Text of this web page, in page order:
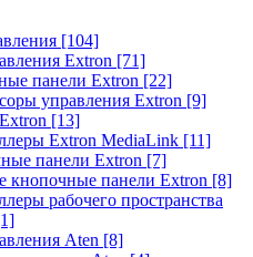
[104]
Extron [71]
панели Extron [22]
управления Extron [9]
[13]
Extron MediaLink [11]
панели Extron [7]
кнопочные панели Extron [8]
рабочего пространства
Aten [8]